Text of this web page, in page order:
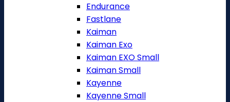
Endurance
Fastlane
Kaiman
Kaiman Exo
Kaiman EXO Small
Kaiman Small
Kayenne
Kayenne Small